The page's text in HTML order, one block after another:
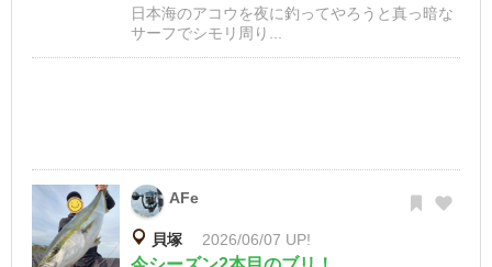
日本海のアコウを夜に釣ってやろうと真っ暗な
サーフでシモリ周り...
AFe
貝塚 2026/06/07 UP!